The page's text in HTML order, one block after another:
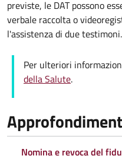
previste, le DAT possono
verbale raccolta o
l'assistenza di due testimoni.
Per ulteriori
della Salute.
Nomina e revoca del